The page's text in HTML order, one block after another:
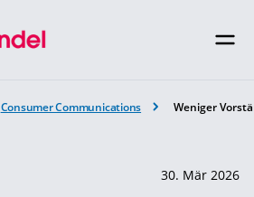
Consumer Communications Weniger
30. Mär 2026